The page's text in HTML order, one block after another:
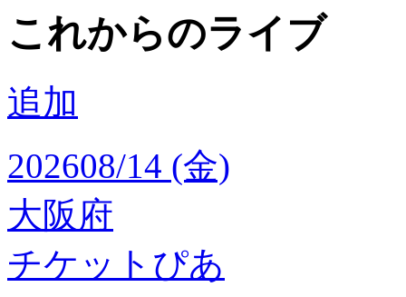
これからのライブ
追加
202608/14 (金)
大阪府
チケットぴあ